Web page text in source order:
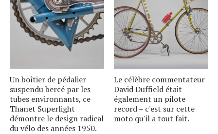
Un boîtier de pédalier
suspendu bercé par les
tubes environnants, ce
Thanet Superlight
démontre le design radical
du vélo des années 1950.
Le célèbre commentateur
David Duffield était
également un pilote
record – c'est sur cette
moto qu'il a tout fait.